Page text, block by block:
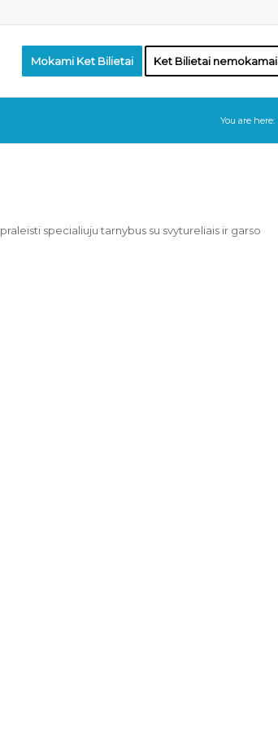
Mokami Ket Bilietai Ket Bilietai nemokamai
You are here:
specialiuju tarnybus su svytureliais ir garso